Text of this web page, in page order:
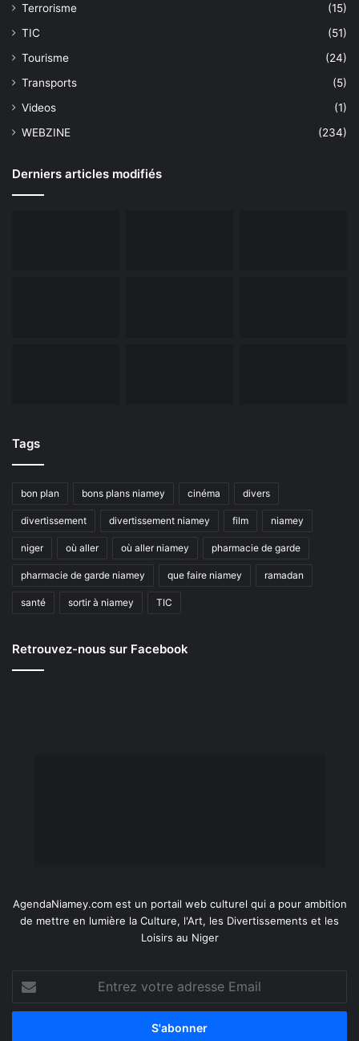
Terrorisme
(15)
TIC
(51)
Tourisme
(24)
Transports
(5)
Videos
(1)
WEBZINE
(234)
Derniers articles modifiés
Tags
bon plan bons plans niamey cinéma divers
divertissement divertissement niamey film niamey
niger où aller où aller niamey pharmacie de garde
pharmacie de garde niamey que faire niamey ramadan
santé sortir à niamey TIC
Retrouvez-nous sur Facebook
AgendaNiamey.com est un portail web culturel qui a pour ambition
de mettre en lumière la Culture, l'Art, les Divertissements et les
Loisirs au Niger
Entrez
votre
adresse